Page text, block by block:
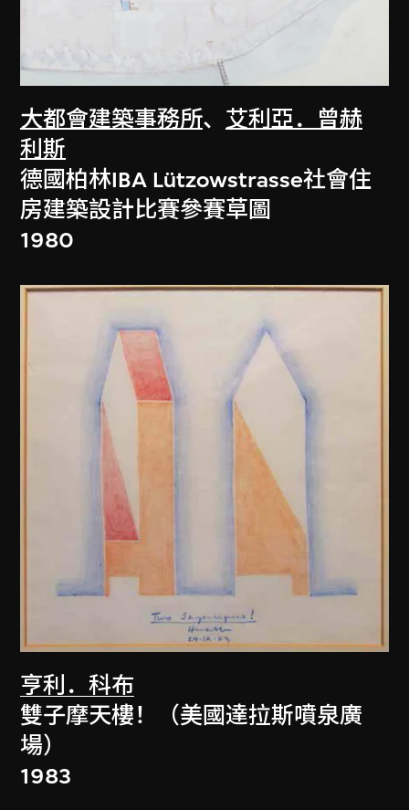
大都會建築事務所、 艾利亞．曾赫
利斯
德國柏林IBA Lützowstrasse社會住
房建築設計比賽參賽草圖
1980
亨利．科布
雙子摩天樓！（美國達拉斯噴泉廣
場）
1983